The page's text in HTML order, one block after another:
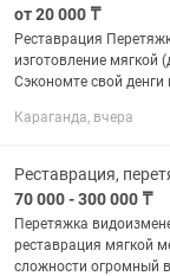
от 20 000 ₸
Реставрация
изготовление мягкой
Сэкономте свой денги
доставка и сборка Мы
Караганда, вчера
70 000 - 300 000 ₸
Перетяжка
реставрация мягкой
сложности огромный